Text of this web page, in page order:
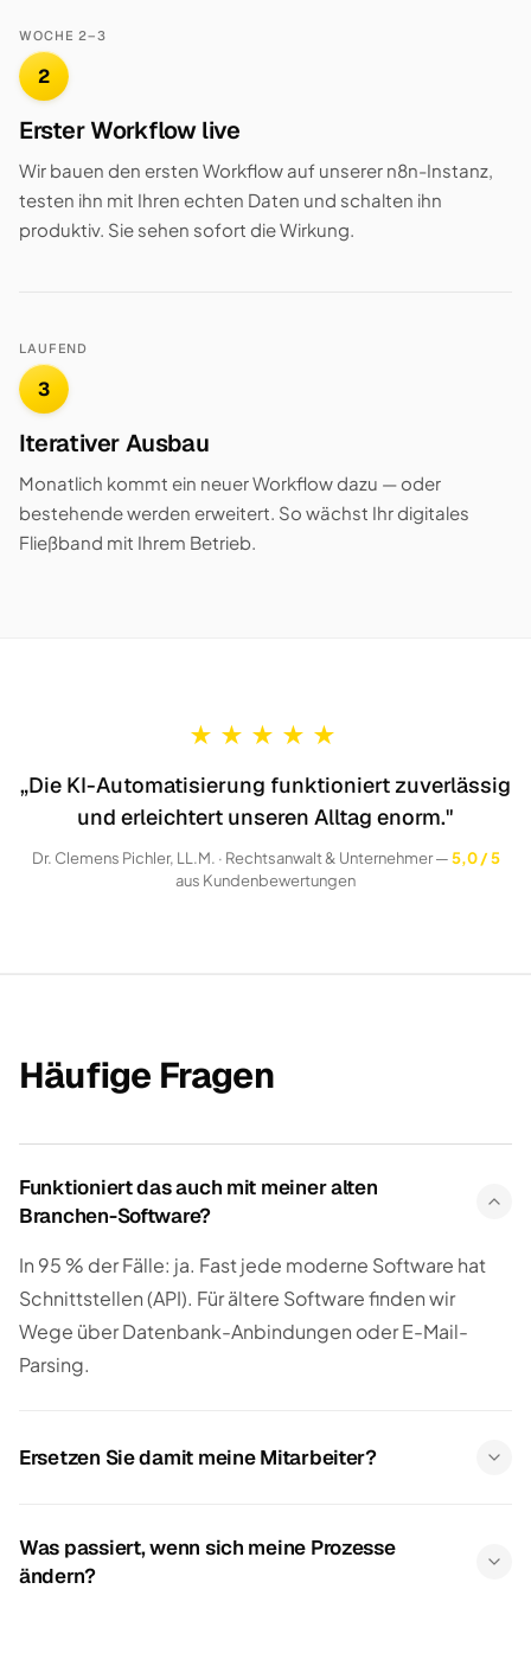
WOCHE 2–3
2
Erster Workflow live
Wir bauen den ersten Workflow auf unserer n8n-Instanz,
testen ihn mit Ihren echten Daten und schalten ihn
produktiv. Sie sehen sofort die Wirkung.
LAUFEND
3
Iterativer Ausbau
Monatlich kommt ein neuer Workflow dazu — oder
bestehende werden erweitert. So wächst Ihr digitales
Fließband mit Ihrem Betrieb.
★ ★ ★ ★ ★
„Die KI-Automatisierung funktioniert zuverlässig
und erleichtert unseren Alltag enorm."
Dr. Clemens Pichler, LL.M. · Rechtsanwalt & Unternehmer —5,0 / 5
aus Kundenbewertungen
Häufige Fragen
Funktioniert das auch mit meiner alten
Branchen-Software?
In 95 % der Fälle: ja. Fast jede moderne Software hat
Schnittstellen (API). Für ältere Software finden wir
Wege über Datenbank-Anbindungen oder E-Mail-
Parsing.
Ersetzen Sie damit meine Mitarbeiter?
Was passiert, wenn sich meine Prozesse
ändern?